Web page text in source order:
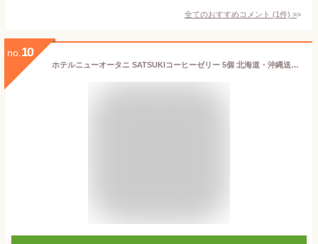
全てのおすすめコメント (1件) >
no. 10
ホテルニューオータニ SATSUKIコーヒーゼリー 5個 北海道・沖縄送料別 ホテルメイド スイーツ ゼリー コーヒー 洋菓子 ギフト お菓子